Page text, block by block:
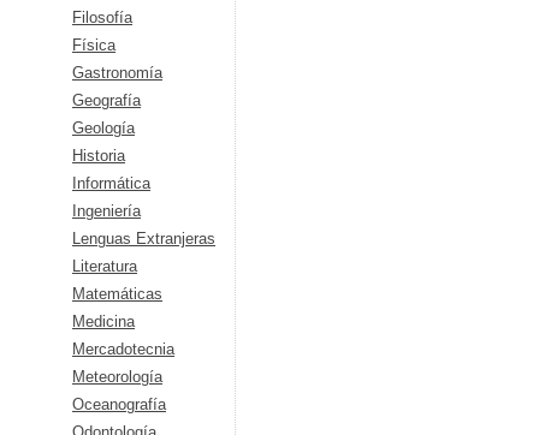
Filosofía
Física
Gastronomía
Geografía
Geología
Historia
Informática
Ingeniería
Lenguas Extranjeras
Literatura
Matemáticas
Medicina
Mercadotecnia
Meteorología
Oceanografía